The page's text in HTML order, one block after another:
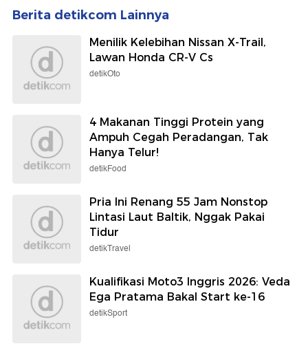
Berita detikcom Lainnya
Menilik Kelebihan Nissan X-Trail,
Lawan Honda CR-V Cs
detikOto
4 Makanan Tinggi Protein yang
Ampuh Cegah Peradangan, Tak
Hanya Telur!
detikFood
Pria Ini Renang 55 Jam Nonstop
Lintasi Laut Baltik, Nggak Pakai
Tidur
detikTravel
Kualifikasi Moto3 Inggris 2026: Veda
Ega Pratama Bakal Start ke-16
detikSport